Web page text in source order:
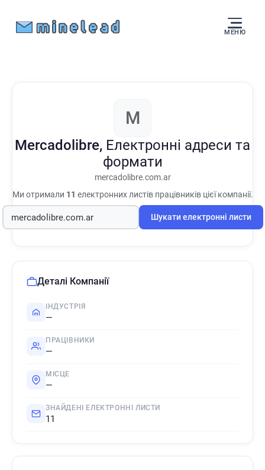
МЕНЮ
M
Mercadolibre, Електронні адреси та
формати
mercadolibre.com.ar
Ми отримали 11 електронних листів працівників цієї компанії.
Шукати електронні листи
Деталі Компанії
ІНДУСТРІЯ
—
ПРАЦІВНИКИ
—
МІСЦЕ
—
ЗНАЙДЕНІ ЕЛЕКТРОННІ ЛИСТИ
11